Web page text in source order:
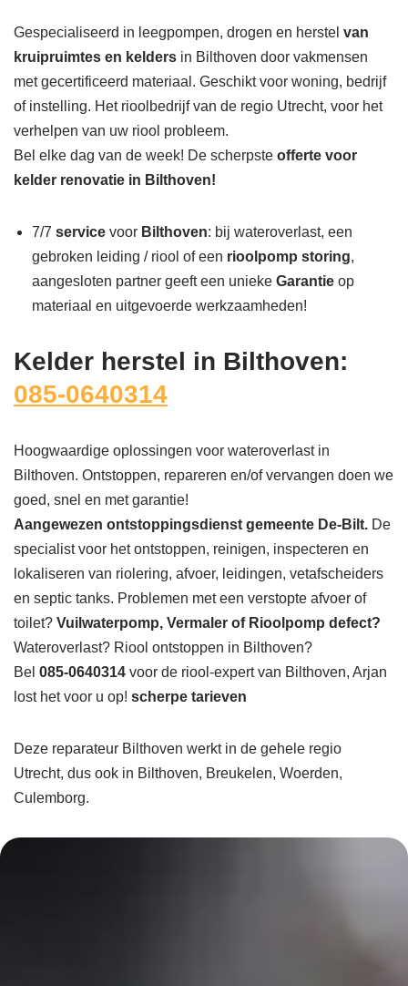
Gespecialiseerd in leegpompen, drogen en herstel van
kruipruimtes en kelders in Bilthoven door vakmensen
met gecertificeerd materiaal. Geschikt voor woning, bedrijf
of instelling. Het rioolbedrijf van de regio Utrecht, voor het
verhelpen van uw riool probleem.
Bel elke dag van de week! De scherpste offerte voor
kelder renovatie in Bilthoven!
7/7 service voor Bilthoven: bij wateroverlast, een
gebroken leiding / riool of een rioolpomp storing,
aangesloten partner geeft een unieke Garantie op
materiaal en uitgevoerde werkzaamheden!
Kelder herstel in Bilthoven:
085-0640314
Hoogwaardige oplossingen voor wateroverlast in
Bilthoven. Ontstoppen, repareren en/of vervangen doen we
goed, snel en met garantie!
Aangewezen ontstoppingsdienst gemeente De-Bilt. De
specialist voor het ontstoppen, reinigen, inspecteren en
lokaliseren van riolering, afvoer, leidingen, vetafscheiders
en septic tanks. Problemen met een verstopte afvoer of
toilet? Vuilwaterpomp, Vermaler of Rioolpomp defect?
Wateroverlast? Riool ontstoppen in Bilthoven?
Bel 085-0640314 voor de riool-expert van Bilthoven, Arjan
lost het voor u op! scherpe tarieven
Deze reparateur Bilthoven werkt in de gehele regio
Utrecht, dus ook in Bilthoven, Breukelen, Woerden,
Culemborg.